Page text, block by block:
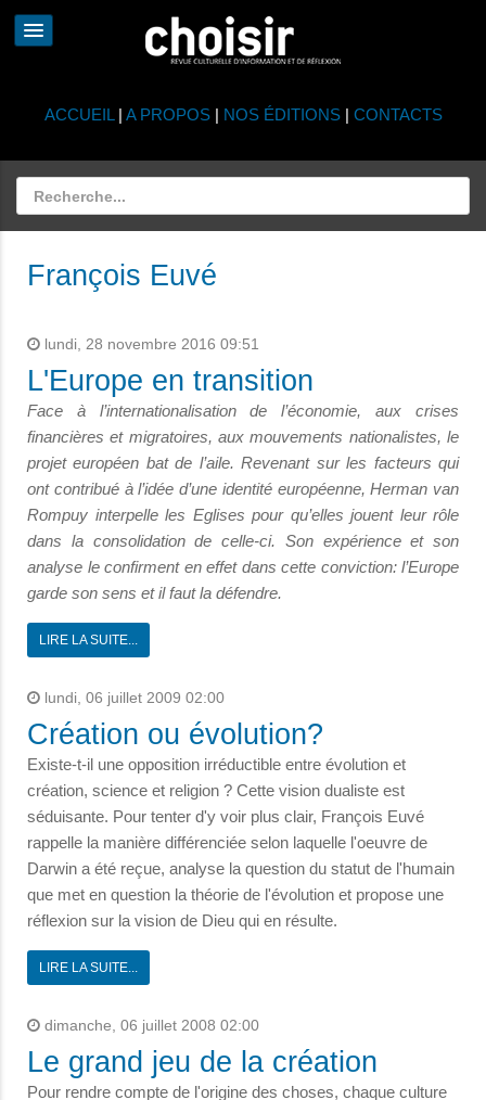
ACCUEIL | A PROPOS| NOS ÉDITIONS| CONTACTS
François Euvé
lundi, 28 novembre 2016 09:51
L'Europe en transition
Face à l’internationalisation de l’économie, aux crises
financières et migratoires, aux mouvements nationalistes, le
projet européen bat de l’aile. Revenant sur les facteurs qui
ont contribué à l’idée d’une identité européenne, Herman van
Rompuy interpelle les Eglises pour qu’elles jouent leur rôle
dans la consolidation de celle-ci. Son expérience et son
analyse le confirment en effet dans cette conviction: l’Europe
garde son sens et il faut la défendre.
LIRE LA SUITE...
lundi, 06 juillet 2009 02:00
Création ou évolution?
Existe-t-il une opposition irréductible entre évolution et
création, science et religion ? Cette vision dualiste est
séduisante. Pour tenter d'y voir plus clair, François Euvé
rappelle la manière différenciée selon laquelle l'oeuvre de
Darwin a été reçue, analyse la question du statut de l'humain
que met en question la théorie de l'évolution et propose une
réflexion sur la vision de Dieu qui en résulte.
LIRE LA SUITE...
dimanche, 06 juillet 2008 02:00
Le grand jeu de la création
Pour rendre compte de l'origine des choses, chaque culture